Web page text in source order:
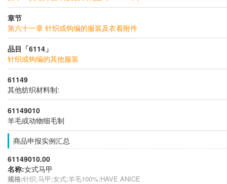
章节
第六十一章 针织或钩编的服装及衣着附件
品目「6114」
针织或钩编的其他服装
61149
其他纺织材料制:
61149010
羊毛或动物细毛制
商品申报实例汇总
61149010.00
名称:女式马甲
规格:针织;马甲;女式;羊毛100%;HAVE ANICE